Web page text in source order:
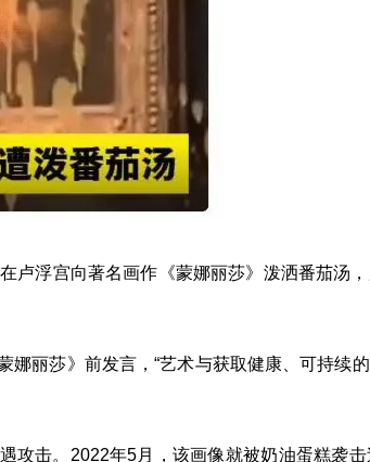
卢浮宫向著名画作《蒙娜丽莎》泼洒番茄汤
娜丽莎》前发言，“艺术与获取健康、可持续
攻击。2022年5月，该画像就被奶油蛋糕袭